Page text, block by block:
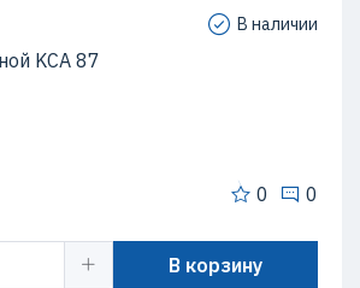
В наличии
KCA 87
0 0
В корзину